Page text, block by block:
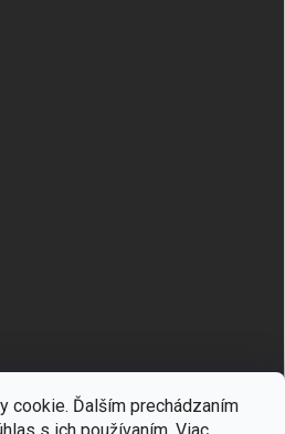
cookie. Ďalším prechádzaním